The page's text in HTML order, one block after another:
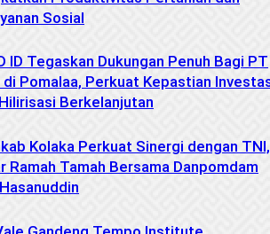
Sosial
ID Tegaskan Dukungan Penuh Bagi PT
di Pomalaa, Perkuat Kepastian
Berkelanjutan
Kolaka Perkuat Sinergi dengan TNI,
Ramah Tamah Bersama Danpomdam